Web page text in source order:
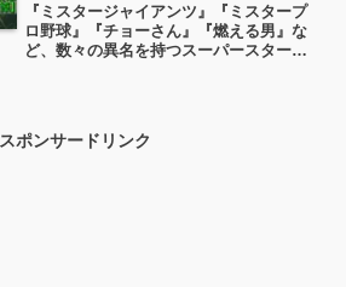
『ミスタージャイアンツ』『ミスタープ
ロ野球』『チョーさん』『燃える男』な
ど、数々の異名を持つスーパースター長
開催されるかを考えてみたいなと思いま
スポンサードリンク